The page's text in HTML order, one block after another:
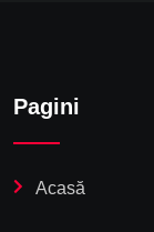
Pagini
Acasă